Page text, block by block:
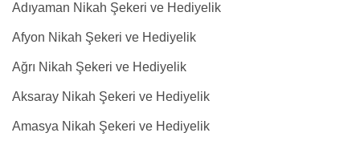
Adıyaman Nikah Şekeri ve Hediyelik
Afyon Nikah Şekeri ve Hediyelik
Ağrı Nikah Şekeri ve Hediyelik
Aksaray Nikah Şekeri ve Hediyelik
Amasya Nikah Şekeri ve Hediyelik